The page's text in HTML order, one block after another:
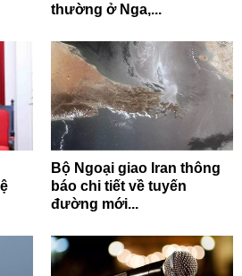
thường ở Nga,...
Bộ Ngoại giao Iran thông
báo chi tiết về tuyến
đường mới...